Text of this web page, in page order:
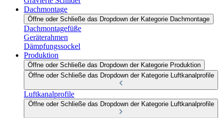
Dachmontage
Öffne oder Schließe das Dropdown der Kategorie Dachmontage
Dachmontagefüße
Geräterahmen
Dämpfungssockel
Produktion
Öffne oder Schließe das Dropdown der Kategorie Produktion
Öffne oder Schließe das Dropdown der Kategorie Luftkanalprofile
Luftkanalprofile
Öffne oder Schließe das Dropdown der Kategorie Luftkanalprofile